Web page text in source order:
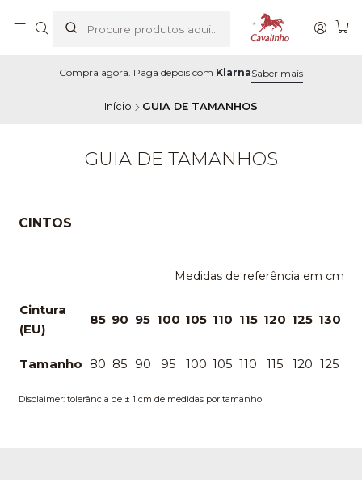
Compra agora. Paga depois com KlarnaSaber mais
Início GUIA DE TAMANHOS
GUIA DE TAMANHOS
CINTOS
Medidas de referência em cm
Cintura
(EU)
85 90 95 100 105 110 115 120 125 130
Tamanho 80 85 90 95 100 105 110 115 120 125
Disclaimer: tolerância de ± 1 cm de medidas por tamanho